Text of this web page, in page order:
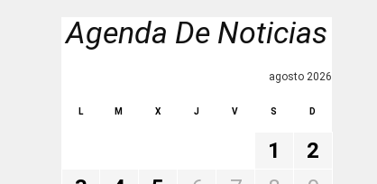
Agenda De Noticias
agosto 2026
L M X J V S D
1
2